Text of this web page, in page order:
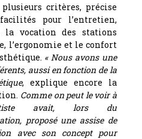
critères, précise
pour l’entretien,
la vocation des stations
l’ergonomie et le confort
« Nous avons une
aussi en fonction de la
, explique encore la
Comme on peut le voir à
avait, lors du
proposé une assise de
avec son concept pour